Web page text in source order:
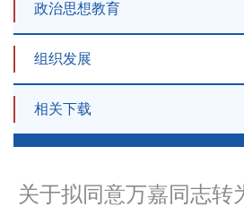
政治思想教育
组织发展
相关下载
关于拟同意万嘉同志转